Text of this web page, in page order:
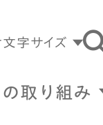
文字サイズ
の取り組み